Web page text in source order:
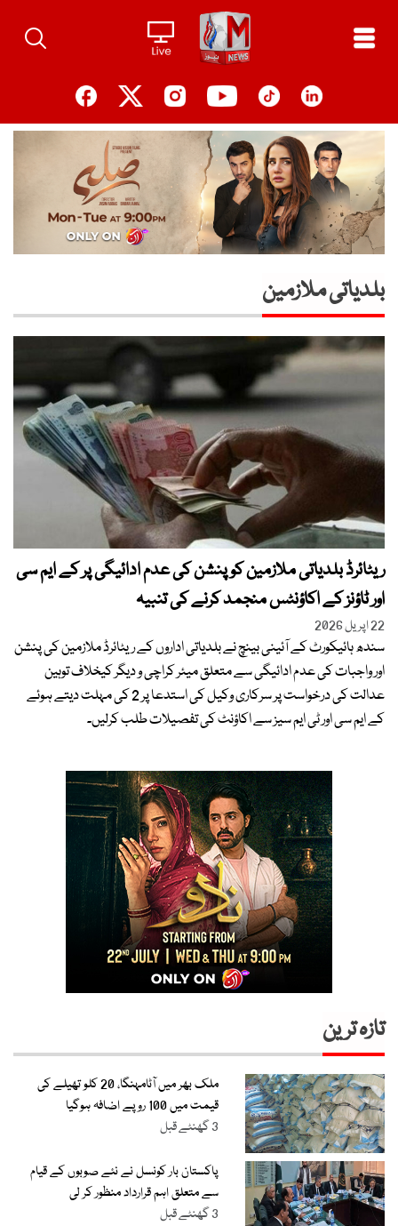
content
بلدیاتی ملازمین
ریٹائرڈ بلدیاتی ملازمین کو پنشن کی عدم ادائیگی پر کے ایم سی
اور ٹاؤنز کے اکاؤنٹس منجمد کرنے کی تنبیہ
22 اپریل 2026
سندھ ہائیکورٹ کے آئینی بینچ نے بلدیاتی اداروں کے ریٹائرڈ ملازمین کی پنشن
اور واجبات کی عدم ادائیگی سے متعلق میئر کراچی و دیگر کیخلاف توہین
عدالت کی درخواست پر سرکاری وکیل کی استدعا پر 2 کی مہلت دیتے ہوئے
کے ایم سی اور ٹی ایم سیز سے اکاؤنٹ کی تفصیلات طلب کرلیں۔
تازہ ترین
ملک بھر میں آٹامہنگا، 20 کلو تھیلے کی
قیمت میں 100 روپے اضافہ ہوگیا
3 گھنٹے قبل
پاکستان بار کونسل نے نئے صوبوں کے قیام
سے متعلق اہم قرارداد منظور کر لی
3 گھنٹے قبل